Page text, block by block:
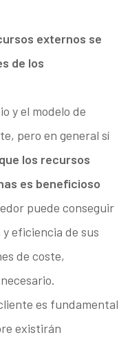
externos se
de los
y el modelo de
pero en general sí
que los recursos
es beneficioso
puede conseguir
eficiencia de sus
de coste,
es fundamental
existirán